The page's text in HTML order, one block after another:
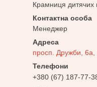
Крамниця дитячих
Менеджер
просп. Дружби, 6а,
+380 (67) 187-77-